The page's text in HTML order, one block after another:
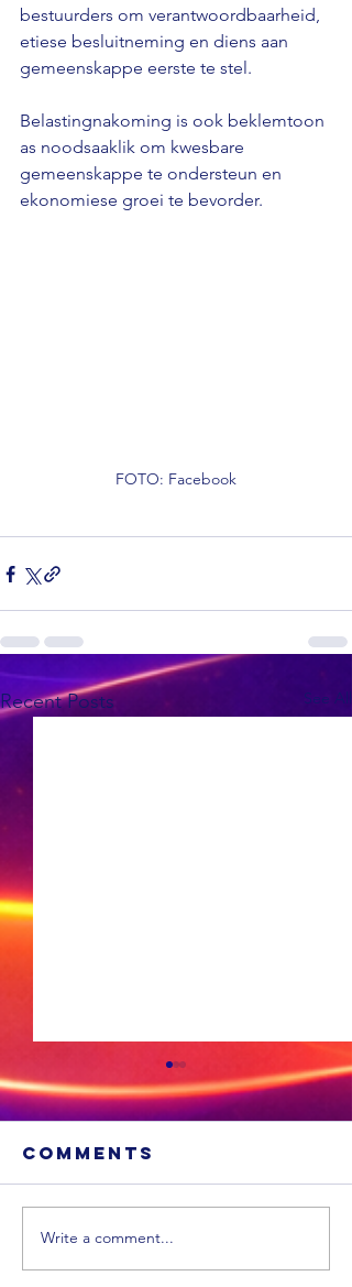
bestuurders om verantwoordbaarheid,
etiese besluitneming en diens aan
gemeenskappe eerste te stel.
Belastingnakoming is ook beklemtoon
as noodsaaklik om kwesbare
gemeenskappe te ondersteun en
ekonomiese groei te bevorder.
FOTO: Facebook
Recent Posts See All
Vroue se
stryd is nog
Comments
Write a comment...